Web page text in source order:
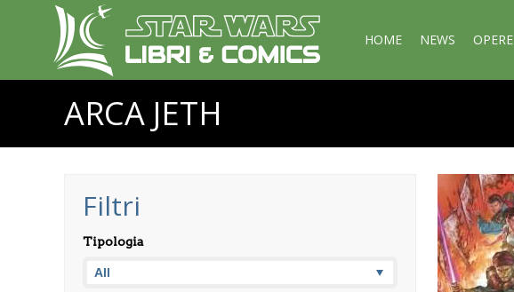
HOME NEWS OPERE
ARCA JETH
Filtri
Tipologia